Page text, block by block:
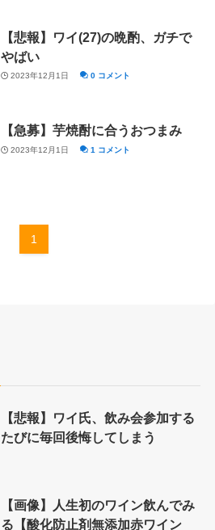
【悲報】ワイ(27)の晩酌、ガチで
やばい
2023年12月1日 0 コメント
【急募】芋焼酎に合うおつまみ
2023年12月1日 1 コメント
1
【悲報】ワイ氏、飲み会参加する
たびに毎回後悔してしまう
【画像】人生初のワイン飲んでみ
る【酸化防止剤無添加赤ワイン